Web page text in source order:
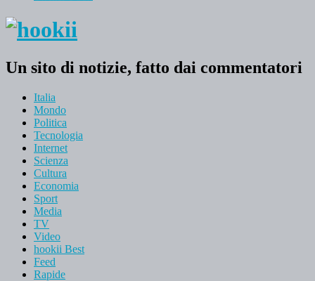
Un sito di notizie, fatto dai commentatori
Italia
Mondo
Politica
Tecnologia
Internet
Scienza
Cultura
Economia
Sport
Media
TV
Video
hookii Best
Feed
Rapide